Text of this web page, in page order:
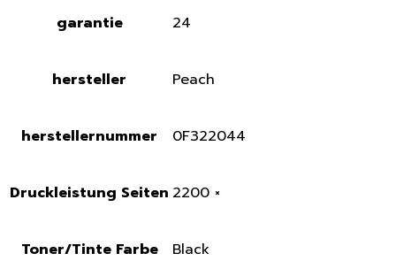
garantie 24
hersteller Peach
herstellernummer 0F322044
Druckleistung Seiten 2200 ×
Toner/Tinte Farbe Black